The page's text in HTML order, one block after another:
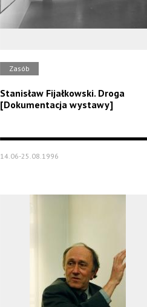
Zasób
Stanisław Fijałkowski. Droga
[Dokumentacja wystawy]
14.06-25.08.1996